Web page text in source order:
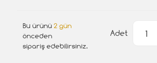
Bu ürünü 2 gün
önceden
sipariş edebilirsiniz.
Adet